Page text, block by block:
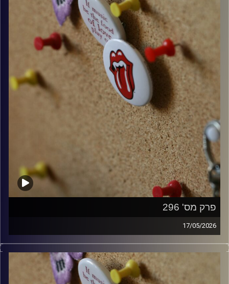
פרק מס' 296
17/05/2026
קלאסיקות רוק עם אורן הוף.
włodi